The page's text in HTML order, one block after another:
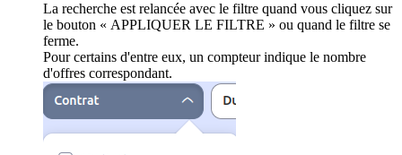
La recherche est relancée avec le filtre quand vous cliquez sur
le bouton « APPLIQUER LE FILTRE » ou quand le filtre se
ferme.
Pour certains d'entre eux, un compteur indique le nombre
d'offres correspondant.